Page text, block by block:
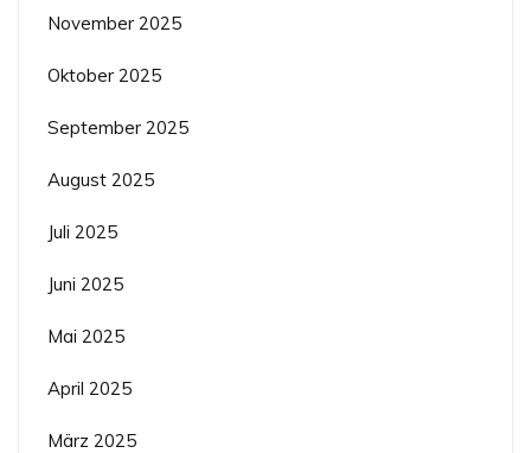
November 2025
Oktober 2025
September 2025
August 2025
Juli 2025
Juni 2025
Mai 2025
April 2025
März 2025